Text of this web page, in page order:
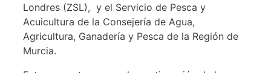
Londres (ZSL), y el Servicio de Pesca y
Acuicultura de la Consejería de Agua,
Agricultura, Ganadería y Pesca de la Región de
Murcia.